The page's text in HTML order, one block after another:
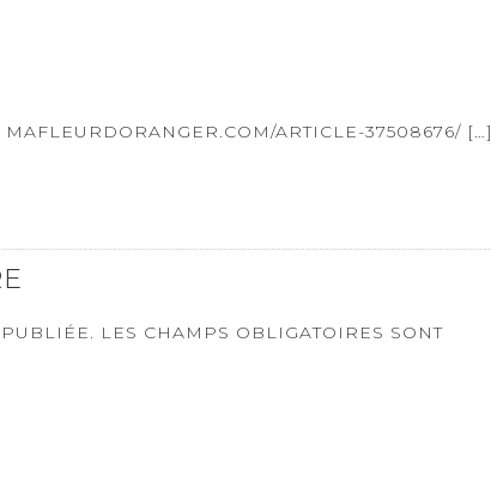
ARTICLE-37508676/ […]
LES CHAMPS OBLIGATOIRES SONT